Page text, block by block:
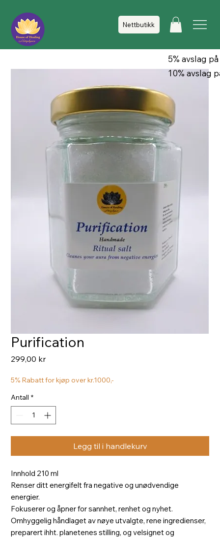
Nettbutikk
Purification
299,00 krPris
5% Rabatt for kjøp over kr.1000,-
Antall *
Legg til i handlekurv
Innhold 210 ml
Renser ditt energifelt fra negative og unødvendige
energier.
Fokuserer og åpner for sannhet, renhet og nyhet.
Omhyggelig håndlaget av nøye utvalgte, rene ingredienser,
preparert ihht. planetenes stilling, og velsignet og
5% avslag
10% avslag